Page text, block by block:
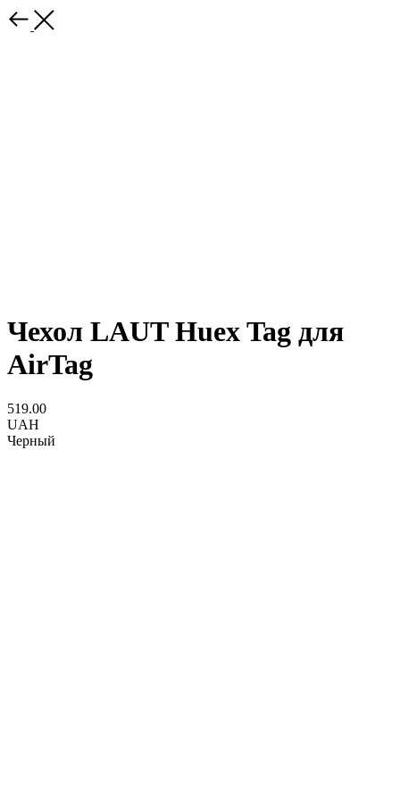
Чехол LAUT Huex Tag для
AirTag
519.00
UAH
Черный